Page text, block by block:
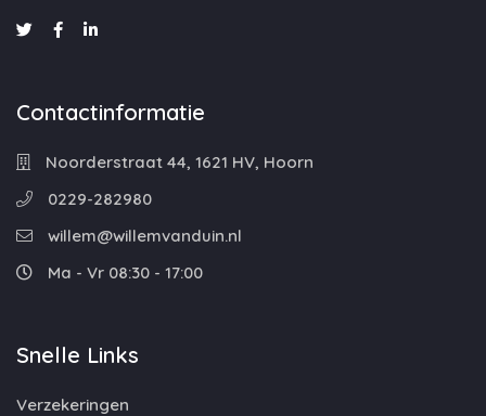
Contactinformatie
Noorderstraat 44, 1621 HV, Hoorn
0229-282980
willem@willemvanduin.nl
Ma - Vr 08:30 - 17:00
Snelle Links
Verzekeringen